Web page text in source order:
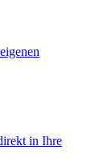
in Ihre